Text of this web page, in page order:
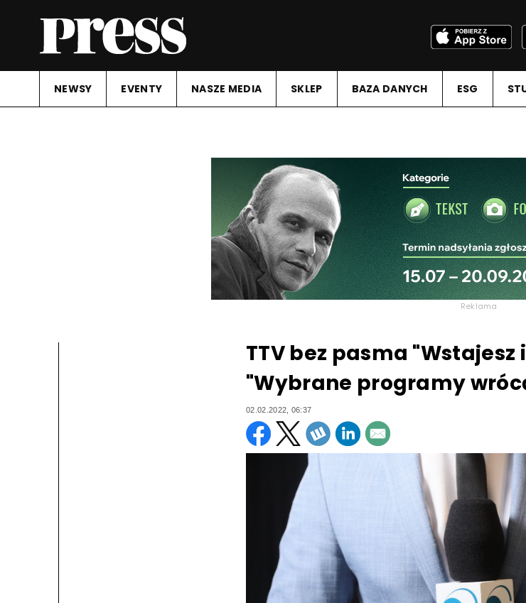
NEWSY EVENTY NASZE MEDIA SKLEP BAZA DANYCH ESG
Reklama
TTV bez pasma "Wstajesz
"Wybrane programy
02.02.2022, 06:37